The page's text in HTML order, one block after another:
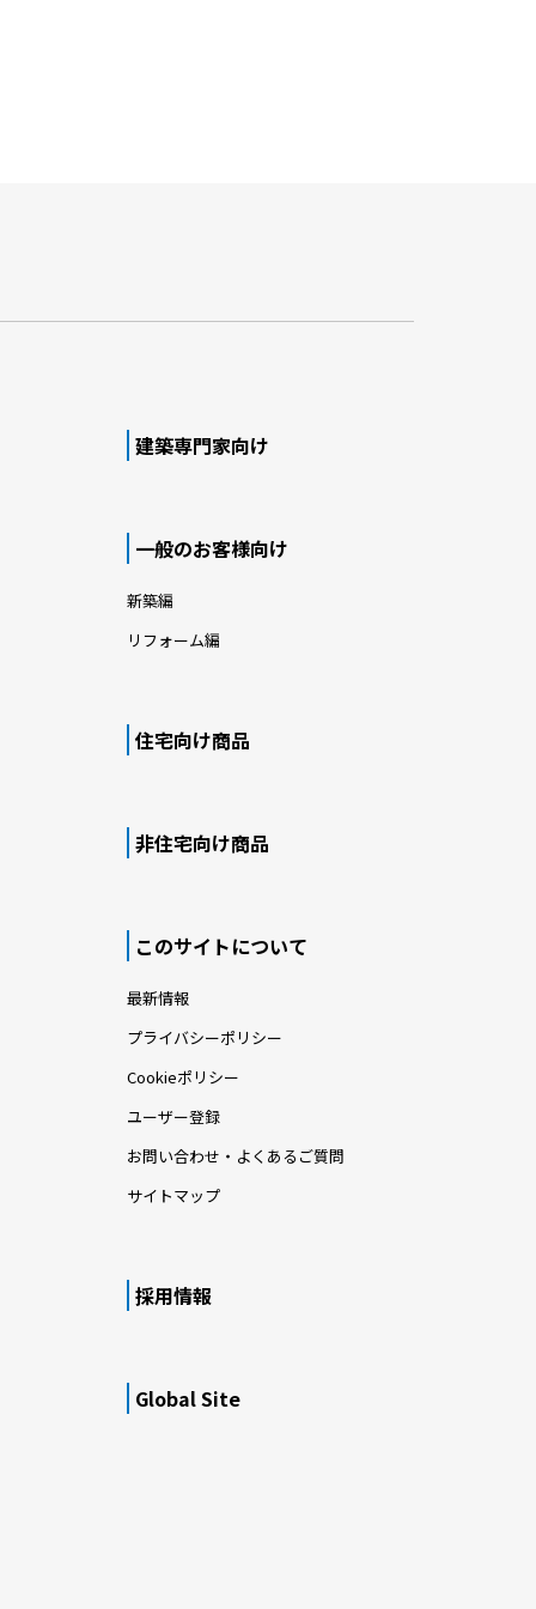
建築専門家向け
一般のお客様向け
新築編
リフォーム編
住宅向け商品
非住宅向け商品
このサイトについて
最新情報
プライバシーポリシー
Cookieポリシー
ユーザー登録
お問い合わせ・よくあるご質問
サイトマップ
採用情報
Global Site